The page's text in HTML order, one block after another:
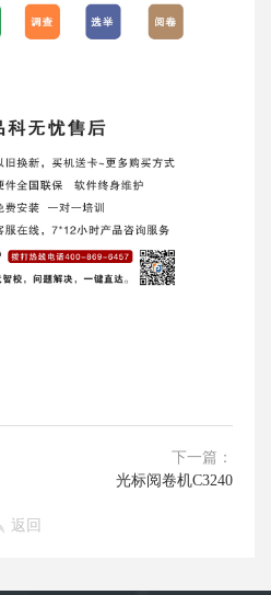
下一篇：
光标阅卷机C3240
返回